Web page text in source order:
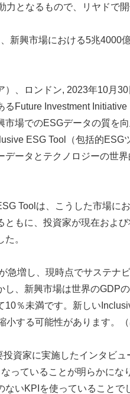
力となるもので、リヤドで
新興市場における5兆4000
）、ロンドン, 2023年10月
るFuture Investment
市場でのESGデータの質を
ESG Tool（包括的
データとテクノロジーの世
Toolは、こうした市場に
ともに、投資家が現在およ
。
急増し、現時点でサステナ
し、新興市場は世界のGDP
10％未満です。新しい
小する可能性があります。（
投資家に実施したインタビ
っていることが明らかに
いKPIを使っていることで